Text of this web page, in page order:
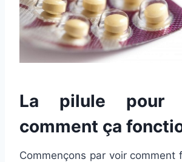
La pilule pour
comment ça
Commençons par voir comment